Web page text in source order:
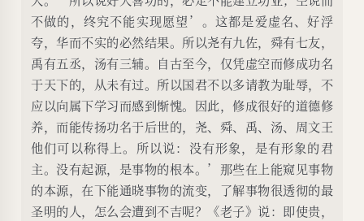
不做的，终究不能实现愿望’。这都是爱虚名、好浮
夸，华而不实的必然结果。所以尧有九佐，舜有七友，
禹有五丞，汤有三辅。自古至今，仅凭虚空而修成功名
于天下的，从未有过。所以国君不以多请教为耻辱，不
应以向属下学习而感到惭愧。因此，修成很好的道德修
养，而能传扬功名于后世的，尧、舜、禹、汤、周文王
他们可以称得上。所以说：没有形象，是有形象的君
主。没有起源，是事物的根本。’那些在上能窥见事物
的本源，在下能通晓事物的流变，了解事物很透彻的最
圣明的人，怎么会遭到不吉呢？《老子》说：即使贵，